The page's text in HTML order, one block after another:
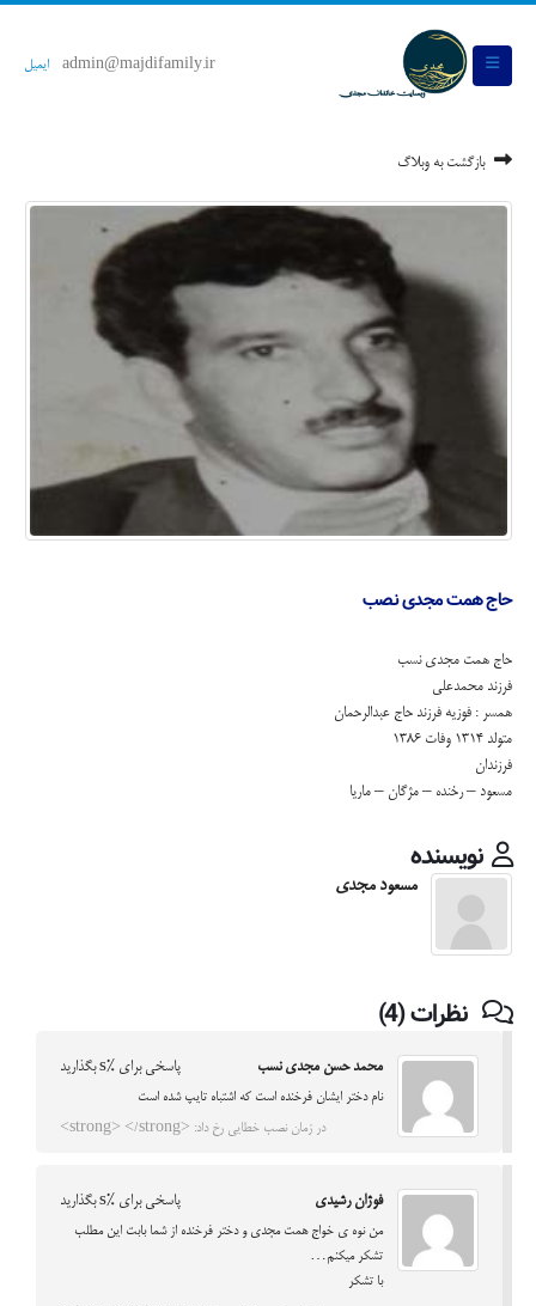
admin@majdifamily.ir ایمیل
بازگشت به وبلاگ
حاج همت مجدی نصب
حاج همت مجدی نسب
فرزند محمدعلی
همسر : فوزیه فرزند حاج عبدالرحمان
متولد 1314 وفات 1386
فرزندان
مسعود – رخنده – مژگان – ماریا
نویسنده
مسعود مجدی
نظرات (4)
محمد حسن مجدی نسب پاسخی برای %s بگذارید
نام دختر ایشان فرخنده است که اشتباه تایپ شده است
در زمان نصب خطایی رخ داد: <strong> </strong>
فوژان رشیدی پاسخی برای %s بگذارید
من نوه ی خواج همت مجدی و دختر فرخنده از شما بابت این مطلب
تشکر میکنم…
با تشکر